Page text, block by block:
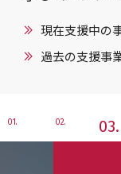
現在支援中の
過去の支援事
1 2 3